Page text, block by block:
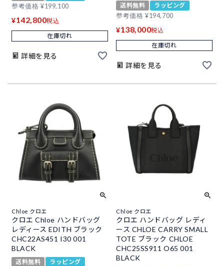
参考価格 ¥199,100
¥142,800税込
在庫切れ
詳細を見る
送料無料
ラッピング
参考価格 ¥194,700
¥138,000税込
在庫切れ
詳細を見る
Chloe クロエ
クロエ Chloe ハンドバッグ
レディース EDITH ブラック
CHC22AS451 I30 001
BLACK
送料無料
ラッピング
Chloe クロエ
クロエ ハンドバッグ レディ
ース CHLOE CARRY SMALL
TOTE ブラック CHLOE
CHC25SS911 O65 001
BLACK